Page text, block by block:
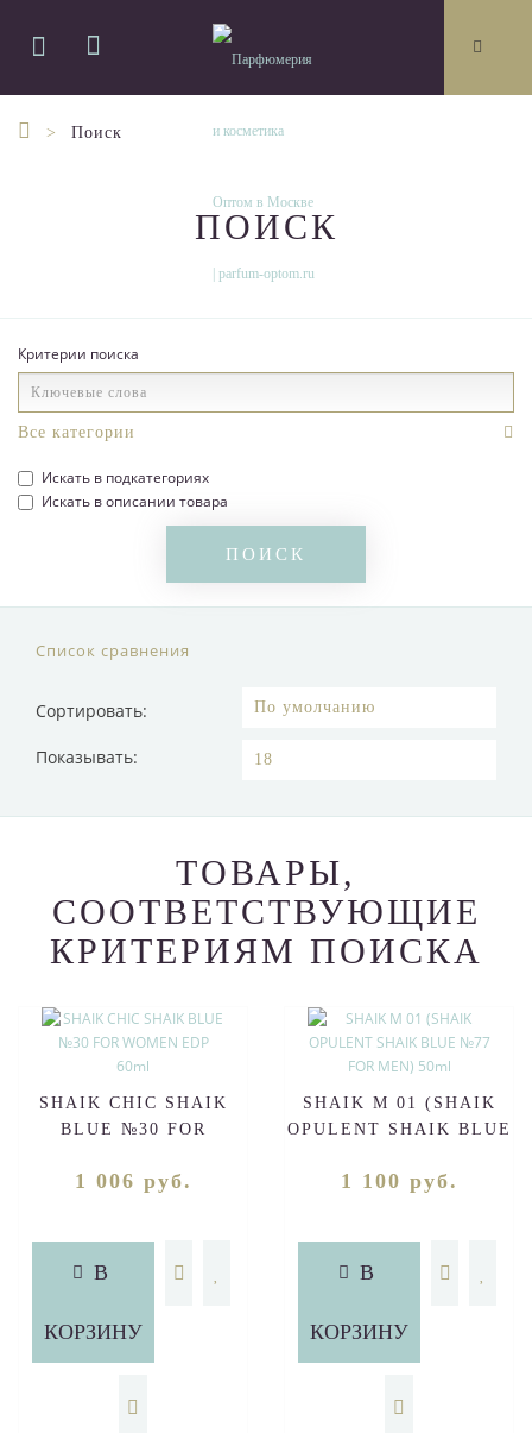
Поиск
ПОИСК
Критерии поиска
Искать в подкатегориях
Искать в описании товара
Список сравнения
Сортировать:
Показывать:
ТОВАРЫ,
СООТВЕТСТВУЮЩИЕ
КРИТЕРИЯМ ПОИСКА
SHAIK CHIC SHAIK
BLUE №30 FOR
1 006 руб.
В
КОРЗИНУ
SHAIK M 01 (SHAIK
OPULENT SHAIK BLUE
1 100 руб.
В
КОРЗИНУ